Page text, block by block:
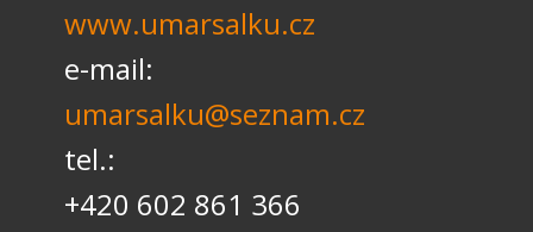
www.umarsalku.cz
e-mail:
umarsalku@seznam.cz
tel.:
+420 602 861 366